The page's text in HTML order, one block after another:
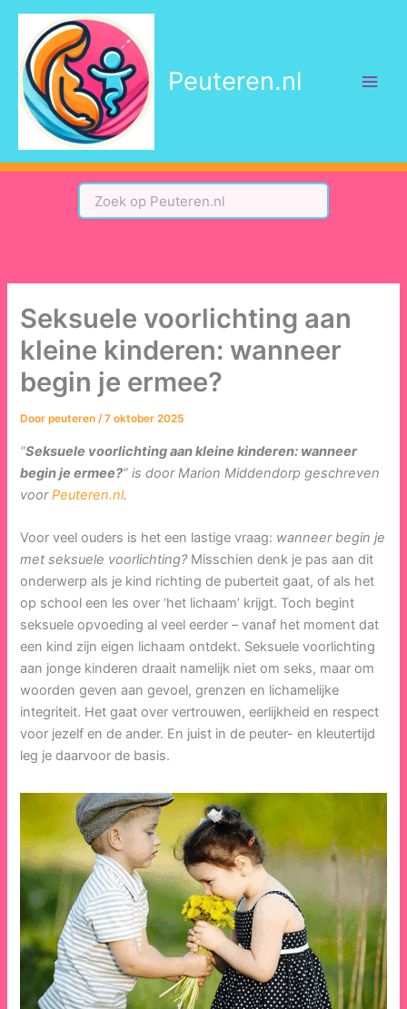
inhoud
Peuteren.nl
Seksuele voorlichting aan
kleine kinderen: wanneer
begin je ermee?
Doorpeuteren/7 oktober 2025
“Seksuele voorlichting aan kleine kinderen: wanneer
begin je ermee?” is door Marion Middendorp geschreven
voorPeuteren.nl.
Voor veel ouders is het een lastige vraag: wanneer begin je
met seksuele voorlichting?Misschien denk je pas aan dit
onderwerp als je kind richting de puberteit gaat, of als het
op school een les over ‘het lichaam’ krijgt. Toch begint
seksuele opvoeding al veel eerder – vanaf het moment dat
een kind zijn eigen lichaam ontdekt. Seksuele voorlichting
aan jonge kinderen draait namelijk niet om seks, maar om
woorden geven aan gevoel, grenzen en lichamelijke
integriteit. Het gaat over vertrouwen, eerlijkheid en respect
voor jezelf en de ander. En juist in de peuter- en kleutertijd
leg je daarvoor de basis.